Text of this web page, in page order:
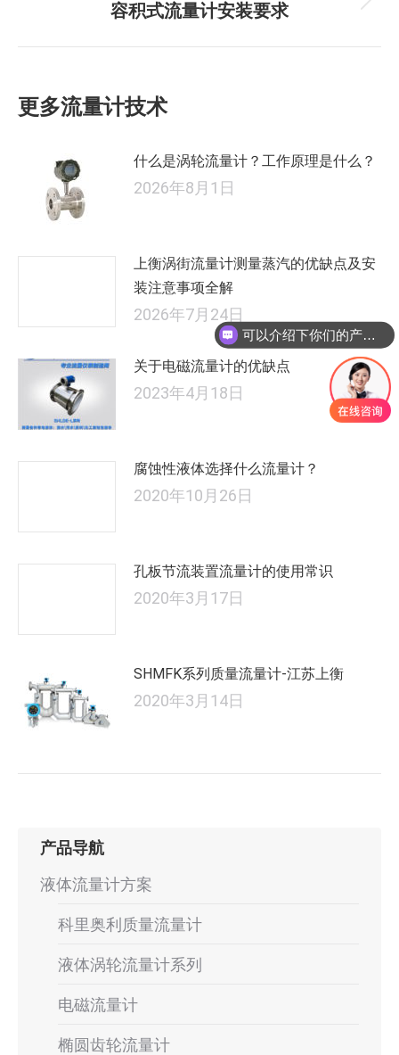
文
未
容积式流量计安装要求
更多流量计技术
什么是涡轮流量计？工作原理是什么？
2026年8月1日
上衡涡街流量计测量蒸汽的优缺点及安
装注意事项全解
2026年7月24日
关于电磁流量计的优缺点
2023年4月18日
腐蚀性液体选择什么流量计？
2020年10月26日
孔板节流装置流量计的使用常识
2020年3月17日
SHMFK系列质量流量计-江苏上衡
2020年3月14日
产品导航
液体流量计方案
科里奥利质量流量计
液体涡轮流量计系列
电磁流量计
椭圆齿轮流量计
可以介绍下你们的产品么